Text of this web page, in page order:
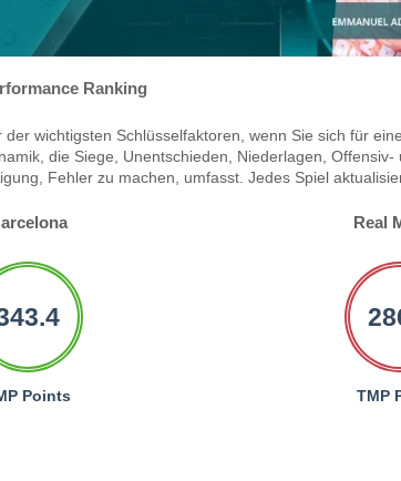
Ranking
wichtigsten Schlüsselfaktoren, wenn Sie sich für
die Siege, Unentschieden, Niederlagen, Offensiv-
Fehler zu machen, umfasst. Jedes Spiel
Real
Points TMP